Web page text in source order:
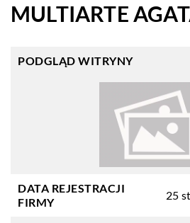
MULTIARTE
PODGLĄD WITRYNY
DATA REJESTRACJI
FIRMY
25